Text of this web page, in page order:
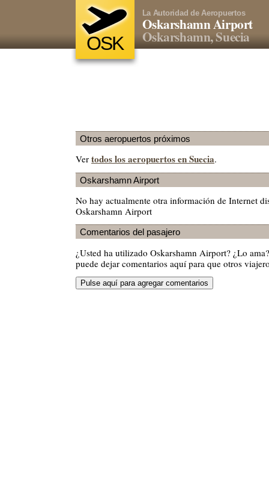
OSK
La Autoridad de Aeropuertos
Oskarshamn Airport
Oskarshamn, Suecia
Otros aeropuertos próximos
Ver todos los aeropuertos en Suecia.
Oskarshamn Airport
No hay actualmente otra información de Internet
Oskarshamn Airport
Comentarios del pasajero
¿Usted ha utilizado Oskarshamn Airport? ¿Lo
puede dejar comentarios aquí para que otros